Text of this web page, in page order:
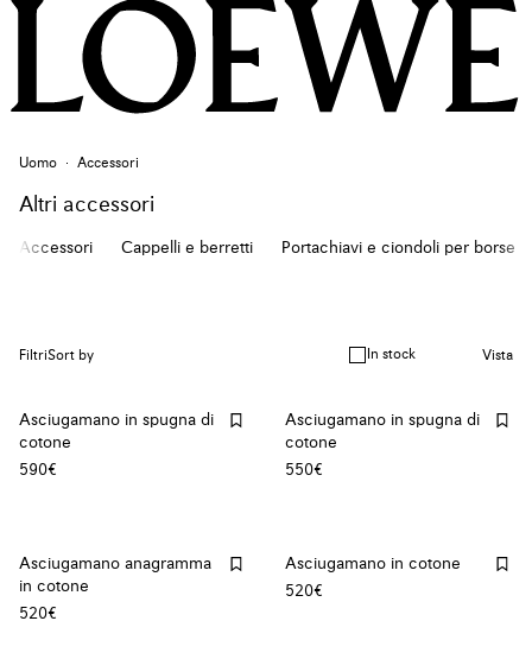
Uomo Accessori
Altri accessori
Accessori Cappelli e berretti Portachiavi e ciondoli per borse
FiltriSort by In stock Vista
Asciugamano in spugna di
cotone
590€
Asciugamano in spugna di
cotone
550€
Asciugamano anagramma
in cotone
520€
Asciugamano in cotone
520€